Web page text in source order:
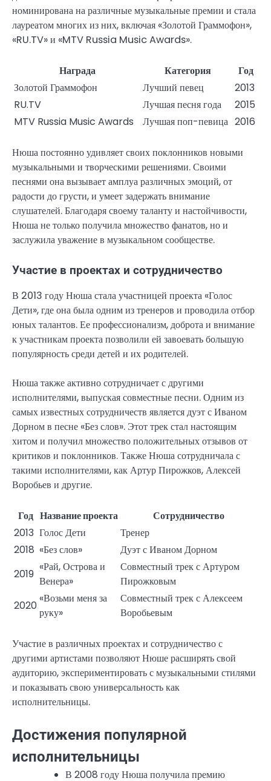
номинирована на различные музыкальные премии и стала
лауреатом многих из них, включая «Золотой Граммофон»,
«RU.TV» и «MTV Russia Music Awards».
Награда Категория
Год
Золотой Граммофон
Лучший певец
2013
RU.TV
Лучшая песня года
2015
MTV Russia Music Awards
Лучшая поп-певица 2016
Нюша постоянно удивляет своих поклонников новыми
музыкальными и творческими решениями. Своими
песнями она вызывает амплуа различных эмоций, от
радости до грусти, и умеет задержать внимание
слушателей. Благодаря своему таланту и настойчивости,
Нюша не только получила множество фанатов, но и
заслужила уважение в музыкальном сообществе.
Участие в проектах и сотрудничество
В 2013 году Нюша стала участницей проекта «Голос
Дети», где она была одним из тренеров и проводила отбор
юных талантов. Ее профессионализм, доброта и внимание
к участникам проекта позволили ей завоевать большую
популярность среди детей и их родителей.
Нюша также активно сотрудничает с другими
исполнителями, выпуская совместные песни. Одним из
самых известных сотрудничеств является дуэт с Иваном
Дорном в песне «Без слов». Этот трек стал настоящим
хитом и получил множество положительных отзывов от
критиков и поклонников. Также Нюша сотрудничала с
такими исполнителями, как Артур Пирожков, Алексей
Воробьев и другие.
Год Название проекта
Сотрудничество
2013 Голос Дети
Тренер
2018 «Без слов»
Дуэт с Иваном Дорном
2019
«Рай, Острова и
Венера»
Совместный трек с Артуром
Пирожковым
2020
«Возьми меня за
руку»
Совместный трек с Алексеем
Воробьевым
Участие в различных проектах и сотрудничество с
другими артистами позволяют Нюше расширять свой
аудиторию, экспериментировать с музыкальными стилями
и показывать свою универсальность как
исполнительницы.
Достижения популярной
исполнительницы
В 2008 году Нюша получила премию